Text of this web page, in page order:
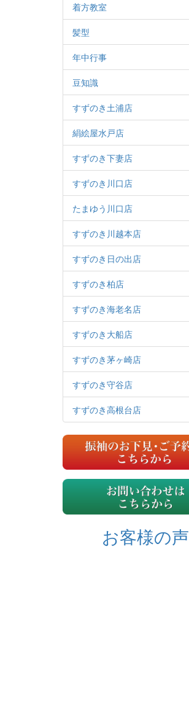
着方教室
髪型
年中行事
豆知識
すずのき土浦店
絹絵屋水戸店
すずのき下妻店
すずのき川口店
たまゆう川口店
すずのき川越本店
すずのき日の出店
すずのき柏店
すずのき海老名店
すずのき大船店
すずのき茅ヶ崎店
すずのき守谷店
すずのき高根台店
お客様の声